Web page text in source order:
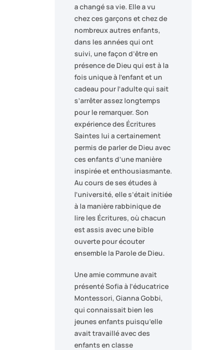
a changé sa vie. Elle a vu
chez ces garçons et chez de
nombreux autres enfants,
dans les années qui ont
suivi, une façon d’être en
présence de Dieu qui est à la
fois unique à l’enfant et un
cadeau pour l’adulte qui sait
s’arrêter assez longtemps
pour le remarquer. Son
expérience des Écritures
Saintes lui a certainement
permis de parler de Dieu avec
ces enfants d’une manière
inspirée et enthousiasmante.
Au cours de ses études à
l’université, elle s’était initiée
à la manière rabbinique de
lire les Écritures, où chacun
est assis avec une bible
ouverte pour écouter
ensemble la Parole de Dieu.
Une amie commune avait
présenté Sofia à l’éducatrice
Montessori, Gianna Gobbi,
qui connaissait bien les
jeunes enfants puisqu’elle
avait travaillé avec des
enfants en classe